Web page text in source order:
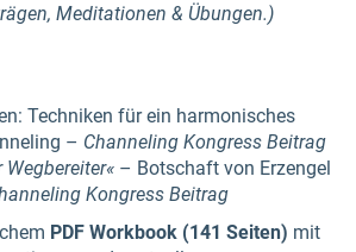
Meditationen & Übungen.)
Techniken für ein harmonisches
– Channeling Kongress Beitrag
Wegbereiter« – Botschaft von Erzengel
Kongress Beitrag
PDF Workbook (141 Seiten) mit